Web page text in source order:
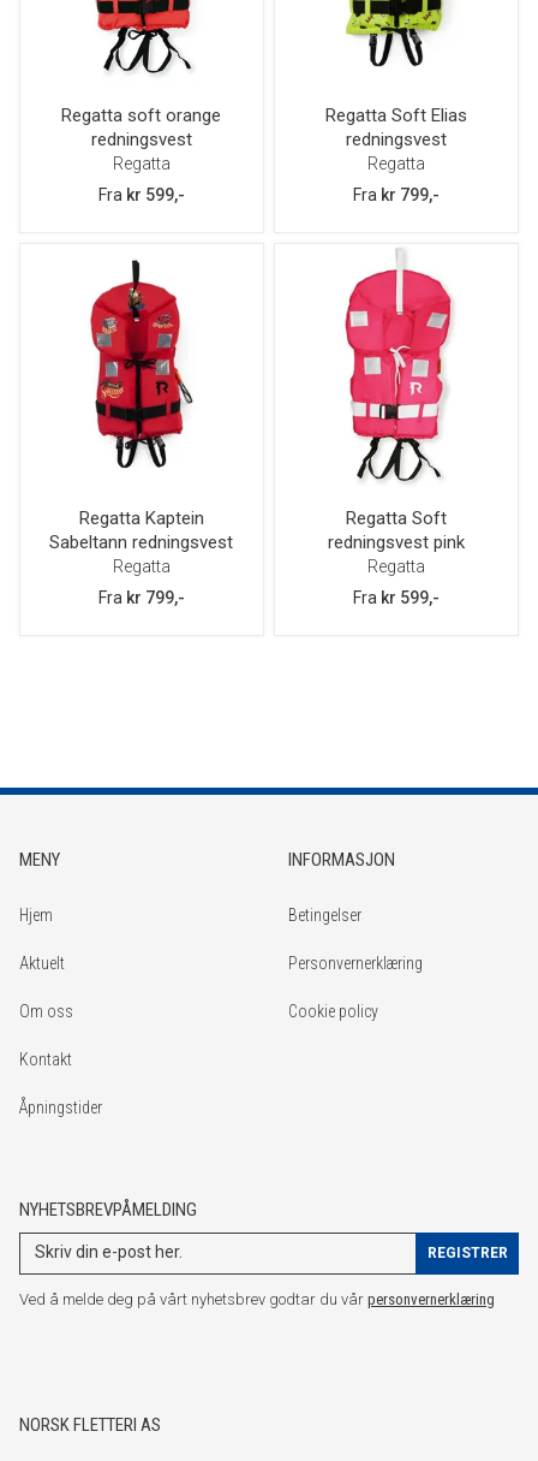
Regatta soft orange
redningsvest
Regatta
Fra kr 599,-
Regatta Soft Elias
redningsvest
Regatta
Fra kr 799,-
Regatta Kaptein
Sabeltann redningsvest
Regatta
Fra kr 799,-
Regatta Soft
redningsvest pink
Regatta
Fra kr 599,-
MENY
Hjem
Aktuelt
Om oss
Kontakt
Åpningstider
INFORMASJON
Betingelser
Personvernerklæring
Cookie policy
NYHETSBREVPÅMELDING
Ved å melde deg på vårt nyhetsbrev godtar du vår personvernerklæring
NORSK FLETTERI AS